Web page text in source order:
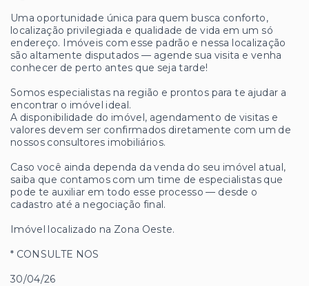
Uma oportunidade única para quem busca conforto,
localização privilegiada e qualidade de vida em um só
endereço. Imóveis com esse padrão e nessa localização
são altamente disputados — agende sua visita e venha
conhecer de perto antes que seja tarde!
Somos especialistas na região e prontos para te ajudar a
encontrar o imóvel ideal.
A disponibilidade do imóvel, agendamento de visitas e
valores devem ser confirmados diretamente com um de
nossos consultores imobiliários.
Caso você ainda dependa da venda do seu imóvel atual,
saiba que contamos com um time de especialistas que
pode te auxiliar em todo esse processo — desde o
cadastro até a negociação final.
Imóvel localizado na Zona Oeste.
* CONSULTE NOS
30/04/26